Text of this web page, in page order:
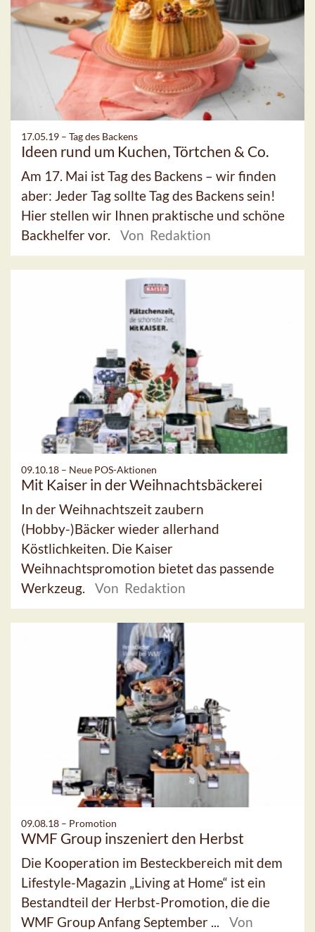
17.05.19 – Tag des Backens
Ideen rund um Kuchen, Törtchen & Co.
Am 17. Mai ist Tag des Backens – wir finden
aber: Jeder Tag sollte Tag des Backens sein!
Hier stellen wir Ihnen praktische und schöne
Backhelfer vor.
Von Redaktion
09.10.18 – Neue POS-Aktionen
Mit Kaiser in der Weihnachtsbäckerei
In der Weihnachtszeit zaubern
(Hobby-)Bäcker wieder allerhand
Köstlichkeiten. Die Kaiser
Weihnachtspromotion bietet das passende
Werkzeug.
Von Redaktion
09.08.18 – Promotion
WMF Group inszeniert den Herbst
Die Kooperation im Besteckbereich mit dem
Lifestyle-Magazin „Living at Home“ ist ein
Bestandteil der Herbst-Promotion, die die
WMF Group Anfang September ...
Von